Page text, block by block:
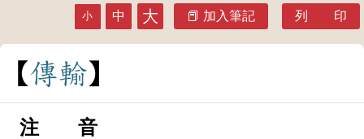
小 中 大 加入筆記 列 印
傳輸
注 音